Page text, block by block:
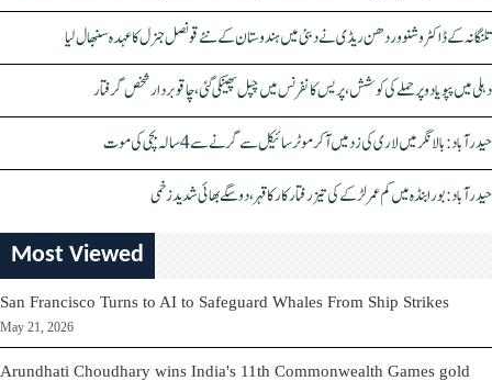
تلنگانہ کے ڈاکٹر وشنو وردھن ریڈی نے دبئی میں ہندوستان کے نئے قونصل جنرل کا عہدہ سنبھال لیا
دہلی میں پپو یادو پر حملے کی کوشش، پریس کانفرنس میں چپل پھینکی گئی، چاقو بردار شخص گرفتار
حیدرآباد: بالا نگر میں لاری کی زد میں آکر موٹرسائیکل سے گرنے سے 4 سالہ بچی کی موت
حیدرآباد: بورابنڈہ میں کم عمر لڑکے کی تیز رفتار کار کا قہر، دو سگے بھائی شدید زخمی
Most Viewed
San Francisco Turns to AI to Safeguard Whales From Ship Strikes
May 21, 2026
Arundhati Choudhary wins India's 11th Commonwealth Games gold